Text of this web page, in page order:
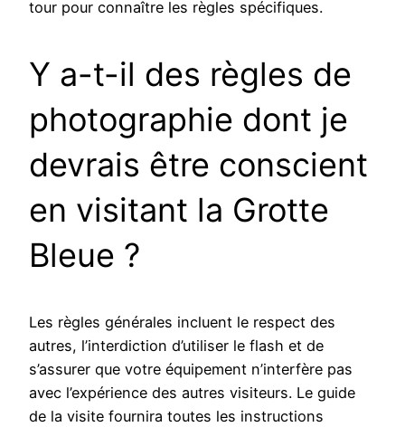
tour pour connaître les règles spécifiques.
Y a-t-il des règles de
photographie dont je
devrais être conscient
en visitant la Grotte
Bleue ?
Les règles générales incluent le respect des
autres, l’interdiction d’utiliser le flash et de
s’assurer que votre équipement n’interfère pas
avec l’expérience des autres visiteurs. Le guide
de la visite fournira toutes les instructions